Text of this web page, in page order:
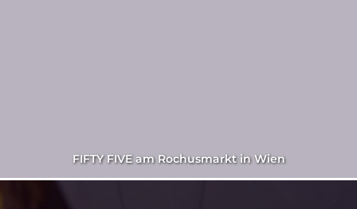
FIFTY FIVE am Rochusmarkt in Wien